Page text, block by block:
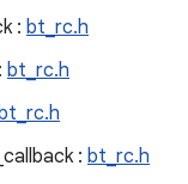
: bt_rc.h
bt_rc.h
: bt_rc.h